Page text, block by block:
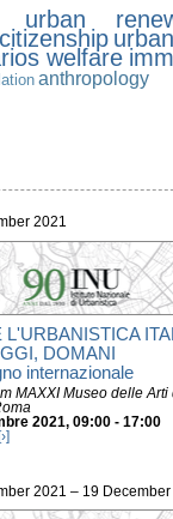
urban
citizenship
welfare
anthropology
2021
L'URBANISTICA
DOMANI
internazionale
MAXXI Museo delle Arti
2021, 09:00 - 17:00
[›]
2021 – 19 December